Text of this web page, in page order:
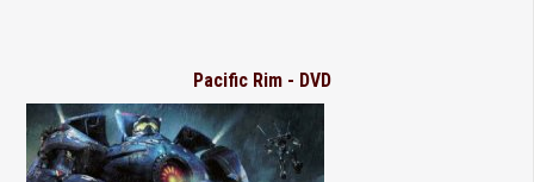
Pacific Rim - DVD